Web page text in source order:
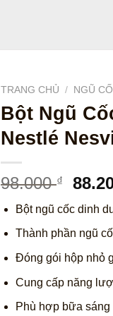
TRANG CHỦ / NGŨ
Bột Ngũ
Nestlé
98.000₫
Giá
là:
Bột ngũ cốc dinh
Thành phần ngũ
Đóng gói hộp nhỏ
Cung cấp năng
Phù hợp bữa sáng